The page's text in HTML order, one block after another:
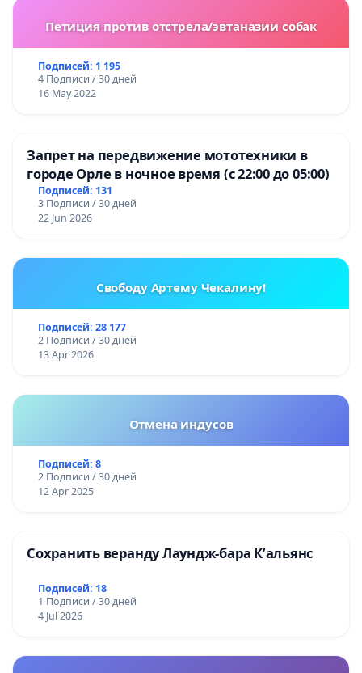
Петиция против отстрела/эвтаназии собак
Подписей: 1 195
4 Подписи / 30 дней
16 May 2022
Запрет на передвижение мототехники в
городе Орле в ночное время (с 22:00 до 05:00)
Подписей: 131
3 Подписи / 30 дней
22 Jun 2026
Свободу Артему Чекалину!
Подписей: 28 177
2 Подписи / 30 дней
13 Apr 2026
Отмена индусов
Подписей: 8
2 Подписи / 30 дней
12 Apr 2025
Сохранить веранду Лаундж-бара К’альянс
Подписей: 18
1 Подписи / 30 дней
4 Jul 2026